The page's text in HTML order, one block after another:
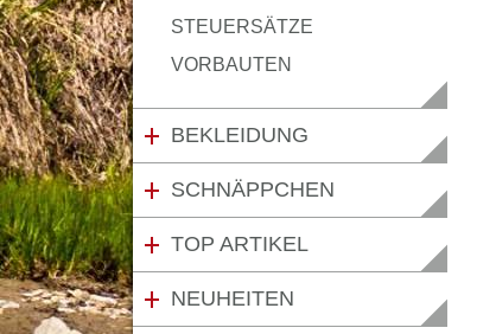
STEUERSÄTZE
VORBAUTEN
BEKLEIDUNG
SCHNÄPPCHEN
TOP ARTIKEL
NEUHEITEN